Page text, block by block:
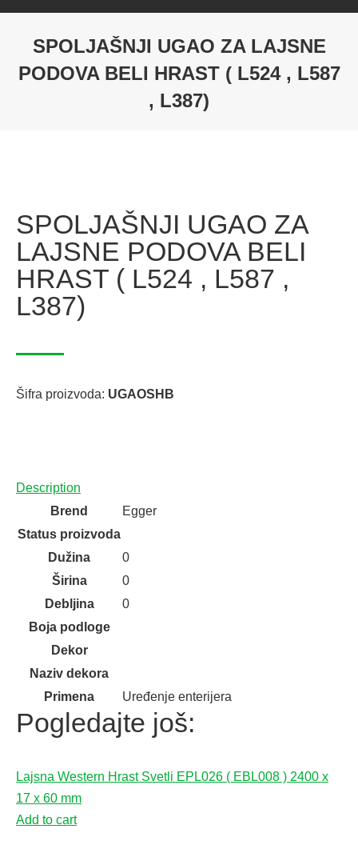
SPOLJAŠNJI UGAO ZA LAJSNE
PODOVA BELI HRAST ( L524 , L587
, L387)
SPOLJAŠNJI UGAO ZA
LAJSNE PODOVA BELI
HRAST ( L524 , L587 ,
L387)
Šifra proizvoda: UGAOSHB
Description
Brend
Egger
Status proizvoda
Dužina
0
Širina
0
Debljina
0
Boja podloge
Dekor
Naziv dekora
Primena
Uređenje enterijera
Pogledajte još:
Lajsna Western Hrast Svetli EPL026 ( EBL008 ) 2400 x
17 x 60 mm
Add to cart